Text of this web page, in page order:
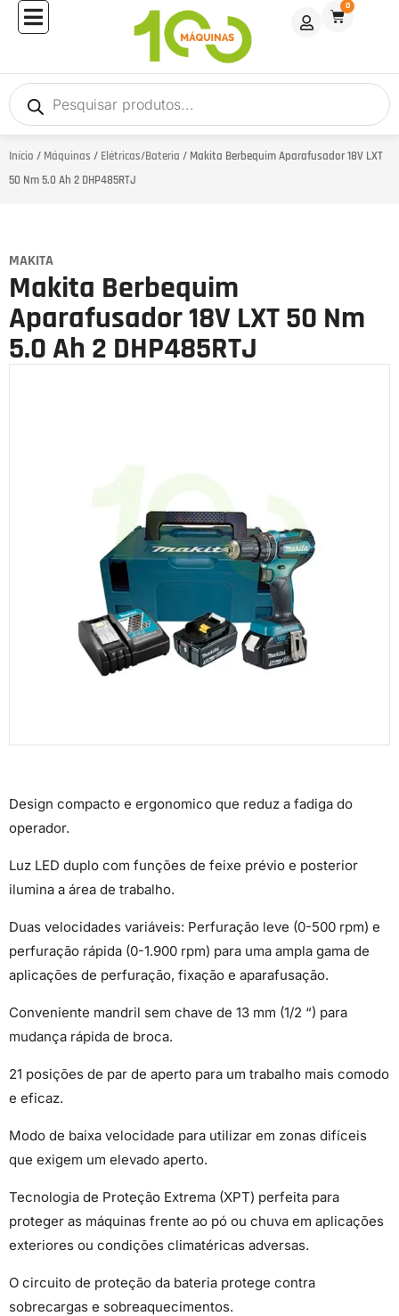
0
Início / Máquinas / Elétricas/Bateria / Makita Berbequim Aparafusador 18V LXT
50 Nm 5.0 Ah 2 DHP485RTJ
MAKITA
Makita Berbequim
Aparafusador 18V LXT 50 Nm
5.0 Ah 2 DHP485RTJ
Design compacto e ergonomico que reduz a fadiga do
operador.
Luz LED duplo com funções de feixe prévio e posterior
ilumina a área de trabalho.
Duas velocidades variáveis: Perfuração leve (0-500 rpm) e
perfuração rápida (0-1.900 rpm) para uma ampla gama de
aplicações de perfuração, fixação e aparafusação.
Conveniente mandril sem chave de 13 mm (1/2 “) para
mudança rápida de broca.
21 posições de par de aperto para um trabalho mais comodo
e eficaz.
Modo de baixa velocidade para utilizar em zonas difíceis
que exigem um elevado aperto.
Tecnologia de Proteção Extrema (XPT) perfeita para
proteger as máquinas frente ao pó ou chuva em aplicações
exteriores ou condições climatéricas adversas.
O circuito de proteção da bateria protege contra
sobrecargas e sobreaquecimentos.